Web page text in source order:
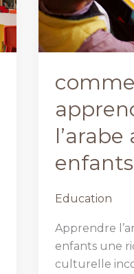
l’arabe
Education
Apprendre
enfants une
culturelle